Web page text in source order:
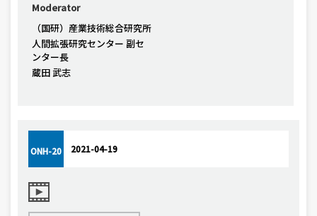
Moderator
（国研）産業技術総合研究所
人間拡張研究センター 副セ
ンター長
蔵田 武志
ONH-20 2021-04-19